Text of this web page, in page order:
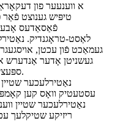
א ווענעער פון
טיפּיש גענוצט פֿאַר
פֿאַסאַדעס אָבער
לאַסט-טראָגנדיק.
געמאַכט פֿון עכטן,
געשניטן אָדער אַנדערש
ספּעציפֿיקאַציעס פֿון דיין פּלאַן.
נאַטירלעכער
עסטעטיק וואָס קען
נאַטירלעכער שטיין
ריזיקע שטיקלעך